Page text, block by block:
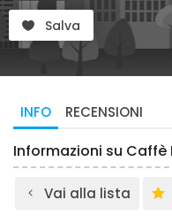
Salva
INFO RECENSIONI
Informazioni su
Vai alla lista